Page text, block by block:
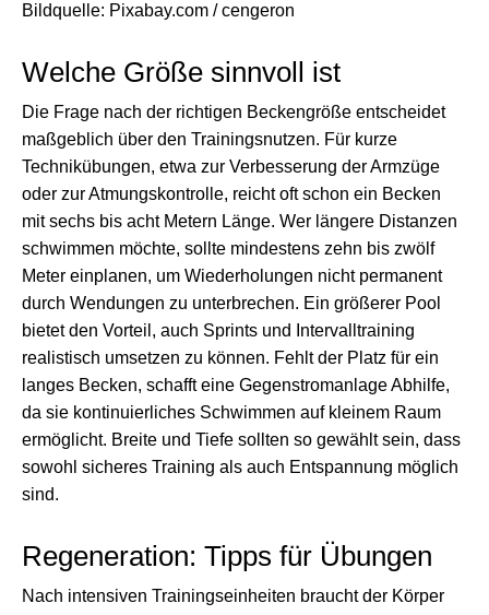
Bildquelle: Pixabay.com / cengeron
Welche Größe sinnvoll ist
Die Frage nach der richtigen Beckengröße entscheidet
maßgeblich über den Trainingsnutzen. Für kurze
Technikübungen, etwa zur Verbesserung der Armzüge
oder zur Atmungskontrolle, reicht oft schon ein Becken
mit sechs bis acht Metern Länge. Wer längere Distanzen
schwimmen möchte, sollte mindestens zehn bis zwölf
Meter einplanen, um Wiederholungen nicht permanent
durch Wendungen zu unterbrechen. Ein größerer Pool
bietet den Vorteil, auch Sprints und Intervalltraining
realistisch umsetzen zu können. Fehlt der Platz für ein
langes Becken, schafft eine Gegenstromanlage Abhilfe,
da sie kontinuierliches Schwimmen auf kleinem Raum
ermöglicht. Breite und Tiefe sollten so gewählt sein, dass
sowohl sicheres Training als auch Entspannung möglich
sind.
Regeneration: Tipps für Übungen
Nach intensiven Trainingseinheiten braucht der Körper